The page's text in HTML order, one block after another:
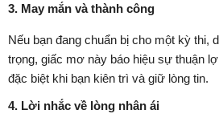
3. May mắn và thành công
Nếu bạn đang chuẩn bị cho một kỳ thi,
trọng, giấc mơ này báo hiệu sự thuận
đặc biệt khi bạn kiên trì và giữ lòng tin.
4. Lời nhắc về lòng nhân ái